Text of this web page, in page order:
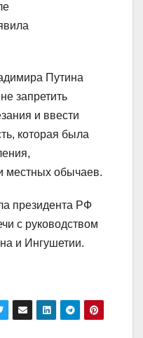
Путина
запретить
и ввести
которая была
местных обычаев.
президента РФ
с руководством
и Ингушетии.